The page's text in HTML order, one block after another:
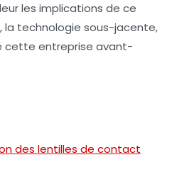
les implications de ce
technologie sous-jacente,
cette entreprise avant-
des lentilles de contact